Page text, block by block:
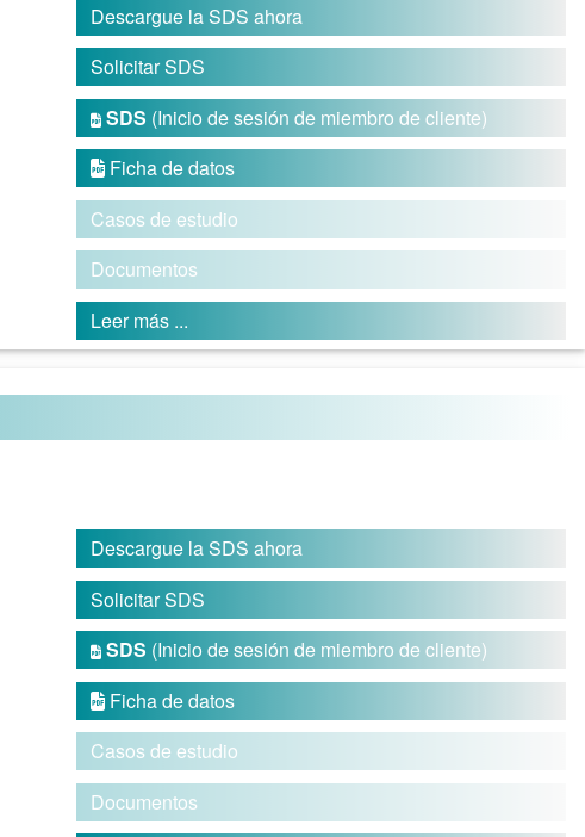
Descargue la SDS ahora
Solicitar SDS
 SDS (Inicio de sesión de miembro de cliente)
 Ficha de datos
Casos de estudio
Documentos
Leer más ...
Descargue la SDS ahora
Solicitar SDS
 SDS (Inicio de sesión de miembro de cliente)
 Ficha de datos
Casos de estudio
Documentos